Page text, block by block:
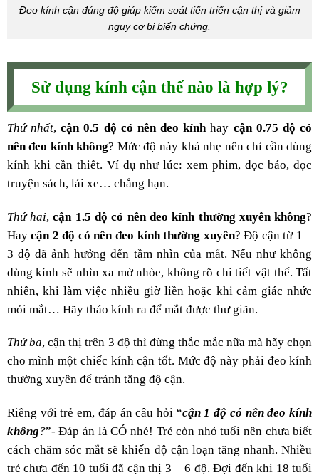
Đeo kính cận đúng độ giúp kiểm soát tiến triển cận thị và giảm
nguy cơ bị biến chứng.
Sử dụng kính cận thế nào là hợp lý?
Thứ nhất,cận 0.5 độ có nên đeo kínhhay cận 0.75 độ có
nên đeo kính không? Mức độ này khá nhẹ nên chỉ cần dùng
kính khi cần thiết. Ví dụ như lúc: xem phim, đọc báo, đọc
truyện sách, lái xe… chẳng hạn.
Thứ hai,cận 1.5 độ có nên đeo kính thường xuyên không?
Haycận 2 độ có nên đeo kính thường xuyên? Độ cận từ 1 –
3 độ đã ảnh hưởng đến tầm nhìn của mắt. Nếu như không
dùng kính sẽ nhìn xa mờ nhòe, không rõ chi tiết vật thể. Tất
nhiên, khi làm việc nhiều giờ liền hoặc khi cảm giác nhức
mỏi mắt… Hãy tháo kính ra để mắt được thư giãn.
Thứ ba, cận thị trên 3 độ thì đừng thắc mắc nữa mà hãy chọn
cho mình một chiếc kính cận tốt. Mức độ này phải đeo kính
thường xuyên để tránh tăng độ cận.
Riêng với trẻ em, đáp án câu hỏi “cận 1 độ có nên đeo kính
không?”- Đáp án là CÓ nhé! Trẻ còn nhỏ tuổi nên chưa biết
cách chăm sóc mắt sẽ khiến độ cận loạn tăng nhanh. Nhiều
trẻ chưa đến 10 tuổi đã cận thị 3 – 6 độ. Đợi đến khi 18 tuổi